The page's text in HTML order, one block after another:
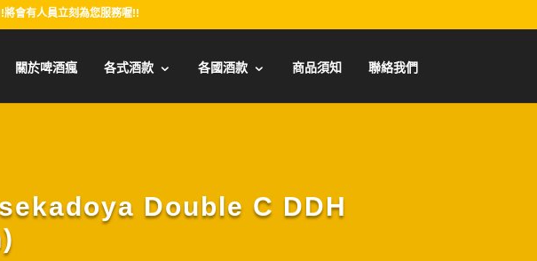
會有人員立刻為您服務喔!!
關於啤酒瘋 各式酒款 各國酒款 商品須知 聯絡我們
Double C DDH